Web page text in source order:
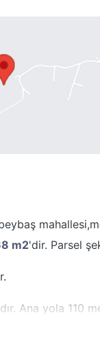
m2'dir. Parsel
Ana yola 110